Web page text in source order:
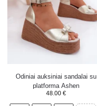
Odiniai auksiniai sandalai su
platforma Ashen
48.00 €